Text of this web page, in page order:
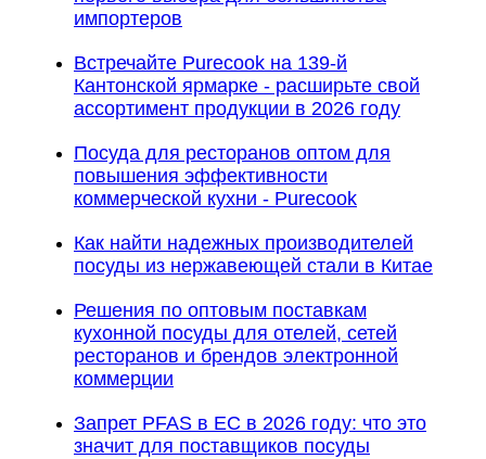
импортеров
Встречайте Purecook на 139-й
Кантонской ярмарке - расширьте свой
ассортимент продукции в 2026 году
Посуда для ресторанов оптом для
повышения эффективности
коммерческой кухни - Purecook
Как найти надежных производителей
посуды из нержавеющей стали в Китае
Решения по оптовым поставкам
кухонной посуды для отелей, сетей
ресторанов и брендов электронной
коммерции
Запрет PFAS в ЕС в 2026 году: что это
значит для поставщиков посуды